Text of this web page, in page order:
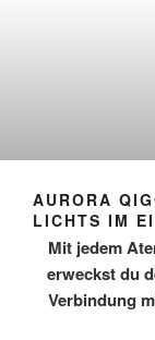
AURORA
LICHTS IM
Mit jedem
erweckst du
Verbindung